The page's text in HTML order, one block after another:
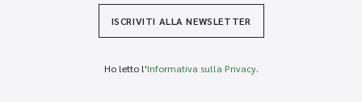
ISCRIVITI ALLA NEWSLETTER
Ho letto l'Informativa sulla Privacy.